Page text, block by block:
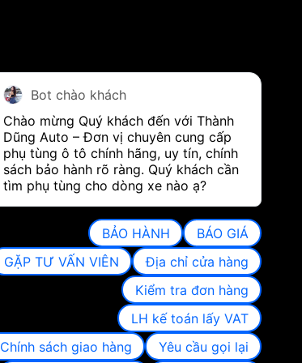
Bot chào khách
Chào mừng Quý khách đến với Thành
Dũng Auto – Đơn vị chuyên cung cấp
phụ tùng ô tô chính hãng, uy tín, chính
sách bảo hành rõ ràng. Quý khách cần
tìm phụ tùng cho dòng xe nào ạ?
BẢO HÀNH
BÁO GIÁ
GẶP TƯ VẤN VIÊN
Địa chỉ cửa hàng
Kiểm tra đơn hàng
LH kế toán lấy VAT
Chính sách giao hàng
Yêu cầu gọi lại